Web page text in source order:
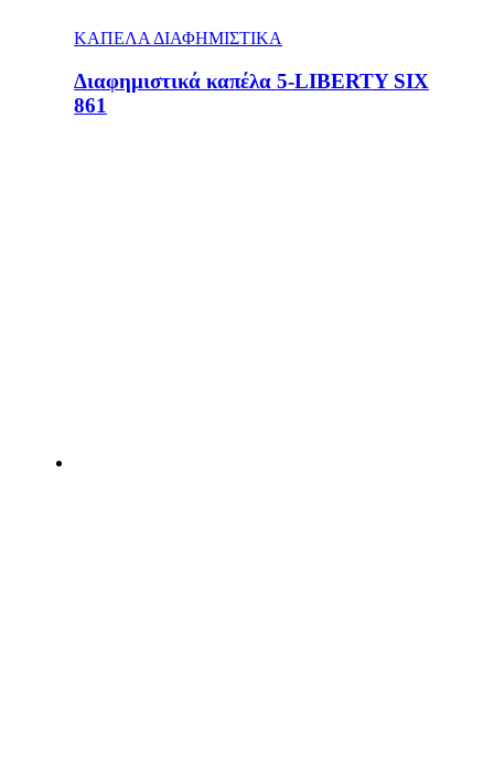
ΚΑΠΕΛΑ ΔΙΑΦΗΜΙΣΤΙΚΑ
Διαφημιστικά καπέλα 5-LIBERTY SIX
861